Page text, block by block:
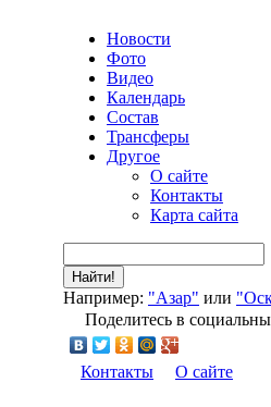
Новости
Фото
Видео
Календарь
Состав
Трансферы
Другое
О сайте
Контакты
Карта сайта
Найти!
Например: "Азар" или
Поделитесь в
Контакты О сайте